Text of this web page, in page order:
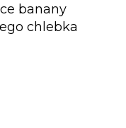
banany
chlebka